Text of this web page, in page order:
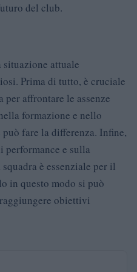
del club.
situazione attuale
Prima di tutto, è cruciale
per affrontare le assenze
formazione e nello
fare la differenza. Infine,
performance e sulla
è essenziale per il
in questo modo si può
obiettivi